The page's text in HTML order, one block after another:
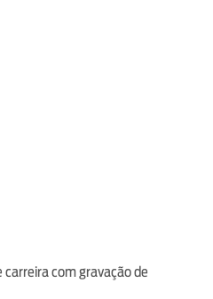
carreira com gravação de